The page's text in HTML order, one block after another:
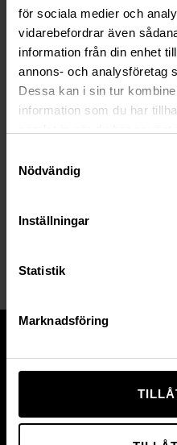
för sociala medier och
vidarebefordrar även
information från din enhet
annons- och analysföretag
Dessa kan i sin tur
information som du har
Nödvändig
Inställningar
Statistik
Marknadsföring
KUNDSERVICE
LADDA NED
ADRESS